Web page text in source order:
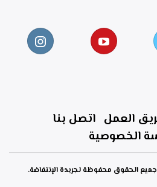
العمل اتصل بنا
الخصوصية